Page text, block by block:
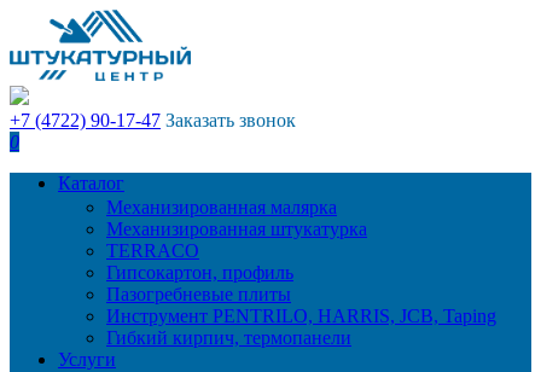
+7 (4722) 90-17-47 Заказать звонок
0
Каталог
Механизированная малярка
Механизированная штукатурка
TERRACO
Гипсокартон, профиль
Пазогребневые плиты
Инструмент PENTRILO, HARRIS, JCB, Taping
Гибкий кирпич, термопанели
Услуги